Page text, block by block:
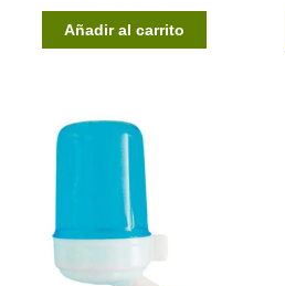
Añadir al carrito